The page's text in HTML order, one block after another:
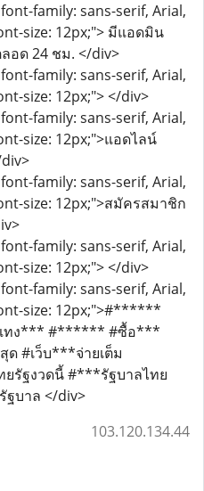
family: sans-serif, Arial,
size: 12px;"> มีแอดมิน
ลอด 24 ชม. </div>
family: sans-serif, Arial,
size: 12px;"> </div>
family: sans-serif, Arial,
size: 12px;">แอดไลน์
family: sans-serif, Arial,
size: 12px;">สมัครสมาชิก
family: sans-serif, Arial,
size: 12px;"> </div>
family: sans-serif, Arial,
size: 12px;">#******
ง*** #****** #ซื้อ***
#เว็บ***จ่ายเต็ม
รัฐงวดนี้ #***รัฐบาลไทย
บาล </div>
103.120.134.44